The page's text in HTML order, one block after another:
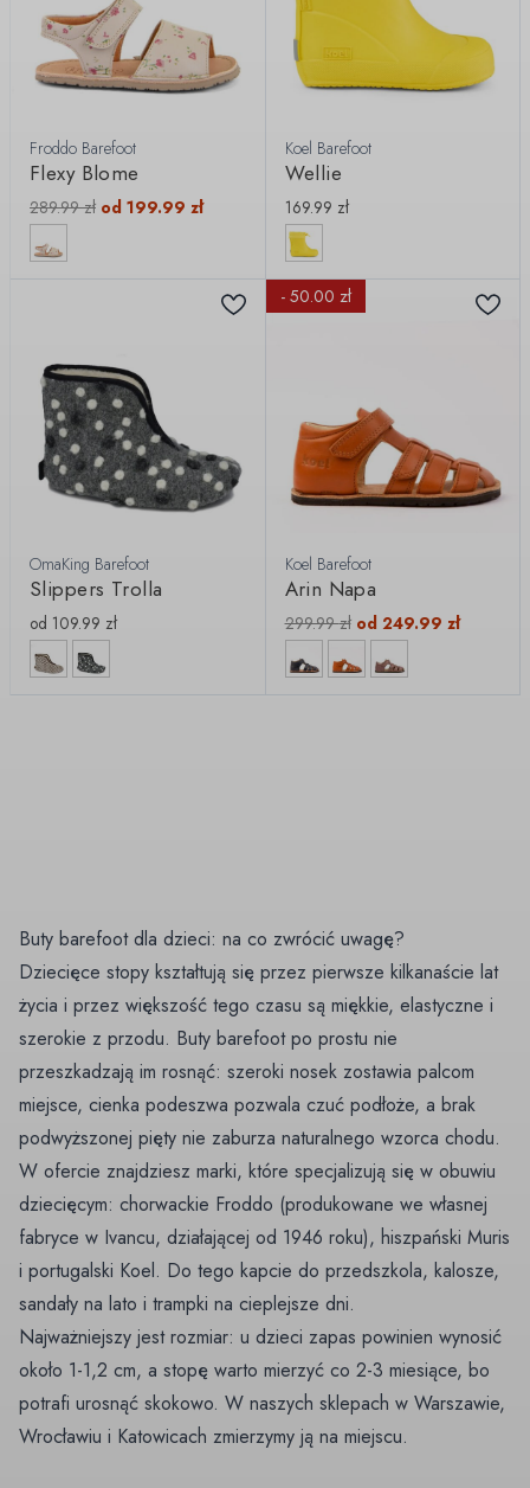
Froddo Barefoot
Flexy Blome
289.99zł od 199.99 zł
Koel Barefoot
Wellie
169.99 zł
OmaKing Barefoot
Slippers Trolla
od 109.99 zł
- 50.00 zł
Koel Barefoot
Arin Napa
299.99zł od 249.99 zł
Buty barefoot dla dzieci: na co zwrócić uwagę?
Dziecięce stopy kształtują się przez pierwsze kilkanaście lat
życia i przez większość tego czasu są miękkie, elastyczne i
szerokie z przodu. Buty barefoot po prostu nie
przeszkadzają im rosnąć: szeroki nosek zostawia palcom
miejsce, cienka podeszwa pozwala czuć podłoże, a brak
podwyższonej pięty nie zaburza naturalnego wzorca chodu.
W ofercie znajdziesz marki, które specjalizują się w obuwiu
dziecięcym: chorwackie Froddo (produkowane we własnej
fabryce w Ivancu, działającej od 1946 roku), hiszpański Muris
i portugalski Koel. Do tego kapcie do przedszkola, kalosze,
sandały na lato i trampki na cieplejsze dni.
Najważniejszy jest rozmiar: u dzieci zapas powinien wynosić
około 1-1,2 cm, a stopę warto mierzyć co 2-3 miesiące, bo
potrafi urosnąć skokowo. W naszych sklepach w Warszawie,
Wrocławiu i Katowicach zmierzymy ją na miejscu.